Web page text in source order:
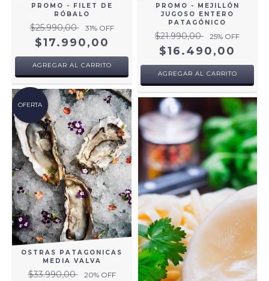
PROMO - FILET DE
RÓBALO
$25.990,00 31% OFF
$17.990,00
AGREGAR AL CARRITO
PROMO - MEJILLÓN
JUGOSO ENTERO
PATAGÓNICO
$21.990,00 25% OFF
$16.490,00
AGREGAR AL CARRITO
OFERTA
OSTRAS PATAGONICAS
MEDIA VALVA
$33.990,00 20% OFF